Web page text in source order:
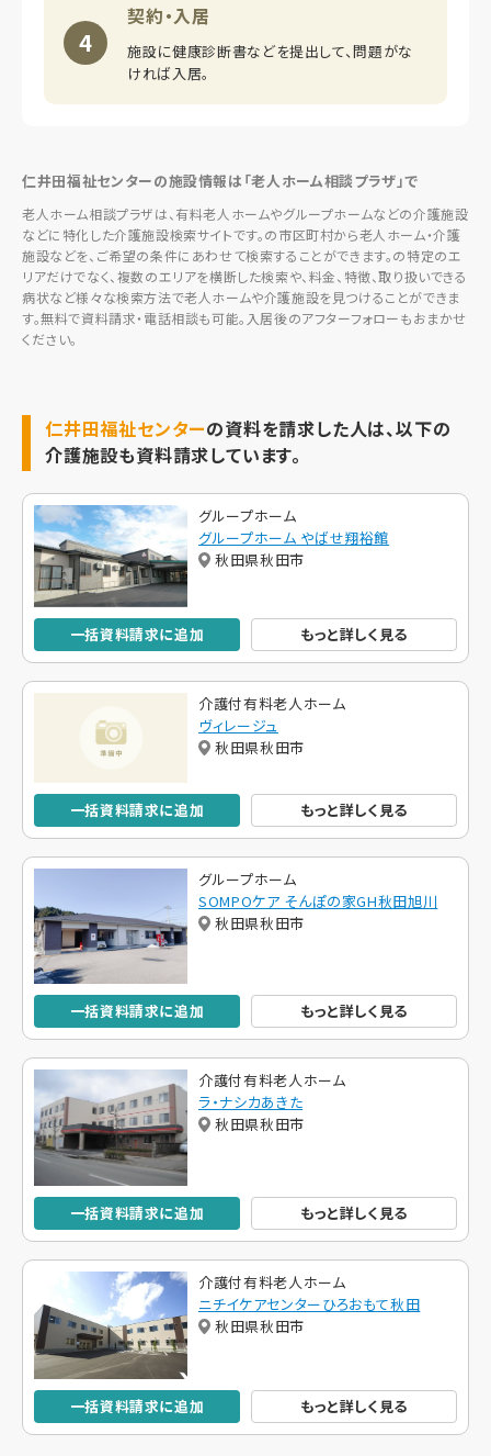
4
契約・入居
施設に健康診断書などを提出して、問題がな
ければ入居。
仁井田福祉センターの施設情報は「老人ホーム相談プラザ」で
老人ホーム相談プラザは、有料老人ホームやグループホームなどの介護施設
などに特化した介護施設検索サイトです。の市区町村から老人ホーム・介護
施設などを、ご希望の条件にあわせて検索することができます。の特定のエ
リアだけでなく、複数のエリアを横断した検索や、料金、特徴、取り扱いできる
病状など様々な検索方法で老人ホームや介護施設を見つけることができま
す。無料で資料請求・電話相談も可能。入居後のアフターフォローもおまかせ
ください。
仁井田福祉センターの資料を請求した人は、以下の
介護施設も資料請求しています。
グループホーム
グループホーム やばせ翔裕館
秋田県秋田市
一括資料請求に追加 もっと詳しく見る
介護付有料老人ホーム
ヴィレージュ
秋田県秋田市
一括資料請求に追加 もっと詳しく見る
グループホーム
SOMPOケア そんぽの家GH秋田旭川
秋田県秋田市
一括資料請求に追加 もっと詳しく見る
介護付有料老人ホーム
ラ・ナシカあきた
秋田県秋田市
一括資料請求に追加 もっと詳しく見る
介護付有料老人ホーム
ニチイケアセンターひろおもて秋田
秋田県秋田市
一括資料請求に追加 もっと詳しく見る